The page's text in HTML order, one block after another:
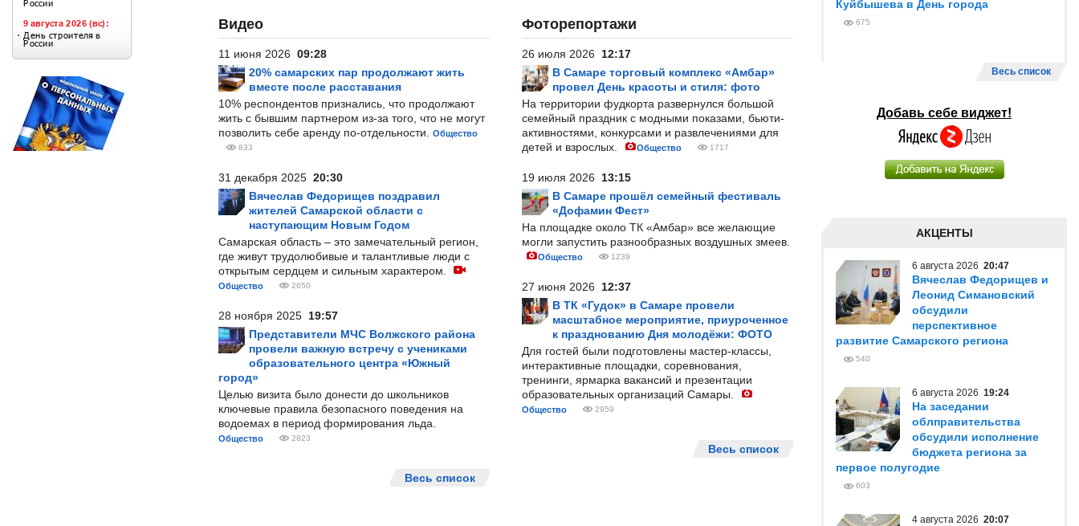
Видео
11 июня 2026 09:28
20% самарских пар продолжают жить
вместе после расставания
10% респондентов признались, что продолжают
жить с бывшим партнером из-за того, что не могут
позволить себе аренду по-отдельности.
Общество
833
31 декабря 2025 20:30
Вячеслав Федорищев поздравил
жителей Самарской области с
наступающим Новым Годом
Самарская область – это замечательный регион,
где живут трудолюбивые и талантливые люди с
открытым сердцем и сильным характером.
Общество 2650
28 ноября 2025 19:57
Представители МЧС Волжского района
провели важную встречу с учениками
образовательного центра «Южный
город»
Целью визита было донести до школьников
ключевые правила безопасного поведения на
водоемах в период формирования льда.
Общество 2823
Весь список
Фоторепортажи
26 июля 2026 12:17
В Самаре торговый комплекс «Амбар»
провел День красоты и стиля: фото
На территории фудкорта развернулся большой
семейный праздник с модными показами, бьюти-
активностями, конкурсами и развлечениями для
детей и взрослых.
Общество 1717
19 июля 2026 13:15
В Самаре прошёл семейный фестиваль
«Дофамин Фест»
На площадке около ТК «Амбар» все желающие
могли запустить разнообразных воздушных змеев.
Общество 1239
27 июня 2026 12:37
В ТК «Гудок» в Самаре провели
масштабное мероприятие, приуроченное
к празднованию Дня молодёжи: ФОТО
Для гостей были подготовлены мастер-классы,
интерактивные площадки, соревнования,
тренинги, ярмарка вакансий и презентации
образовательных организаций Самары.
Общество 2959
Весь список
Куйбышева в День города
675
Весь список
Добавь себе виджет!
АКЦЕНТЫ
6 августа 2026 20:47
Вячеслав Федорищев и
Леонид Симановский
обсудили
перспективное
развитие Самарского региона
540
6 августа 2026 19:24
На заседании
облправительства
обсудили исполнение
бюджета региона за
первое полугодие
603
4 августа 2026 20:07